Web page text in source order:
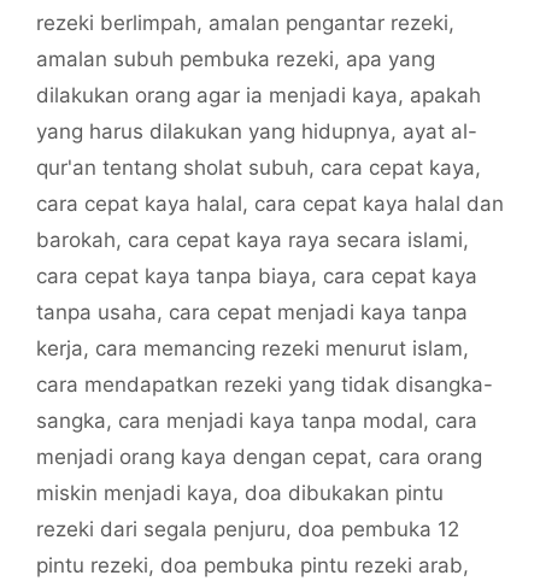
rezeki berlimpah, amalan pengantar rezeki,
amalan subuh pembuka rezeki, apa yang
dilakukan orang agar ia menjadi kaya, apakah
yang harus dilakukan yang hidupnya, ayat al-
qur'an tentang sholat subuh, cara cepat kaya,
cara cepat kaya halal, cara cepat kaya halal dan
barokah, cara cepat kaya raya secara islami,
cara cepat kaya tanpa biaya, cara cepat kaya
tanpa usaha, cara cepat menjadi kaya tanpa
kerja, cara memancing rezeki menurut islam,
cara mendapatkan rezeki yang tidak disangka-
sangka, cara menjadi kaya tanpa modal, cara
menjadi orang kaya dengan cepat, cara orang
miskin menjadi kaya, doa dibukakan pintu
rezeki dari segala penjuru, doa pembuka 12
pintu rezeki, doa pembuka pintu rezeki arab,